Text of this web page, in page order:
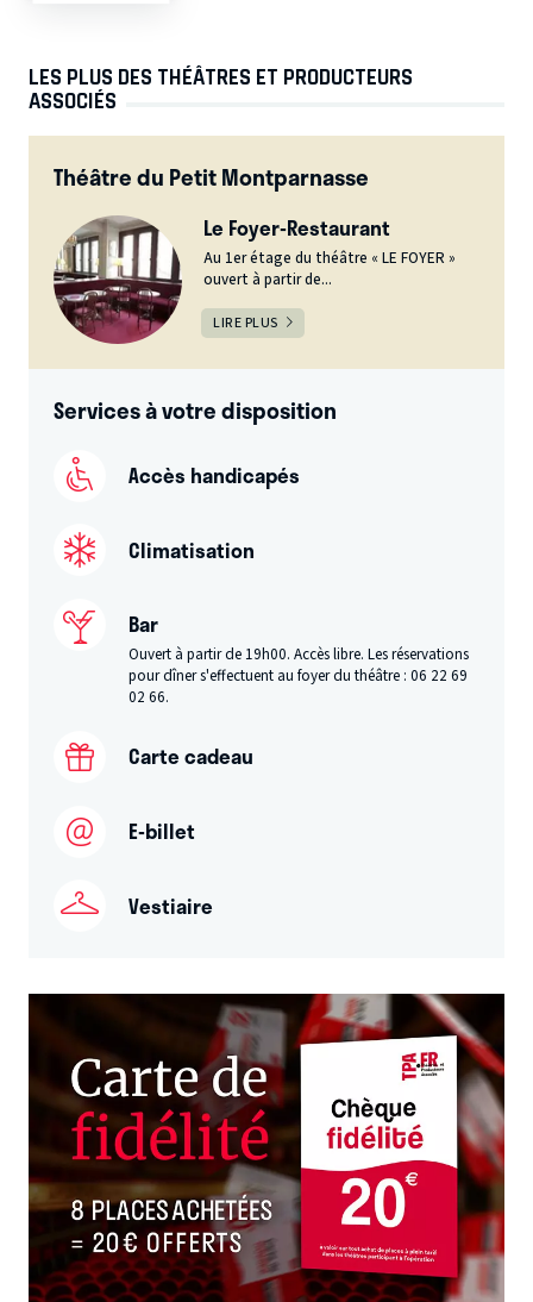
LES PLUS DES THÉÂTRES ET PRODUCTEURS
ASSOCIÉS
Théâtre du Petit Montparnasse
Le Foyer-Restaurant
Au 1er étage du théâtre « LE FOYER »
ouvert à partir de...
LIRE PLUS
Services à votre disposition
Accès handicapés
Climatisation
Bar
Ouvert à partir de 19h00. Accès libre. Les réservations
pour dîner s'effectuent au foyer du théâtre : 06 22 69
02 66.
Carte cadeau
E-billet
Vestiaire